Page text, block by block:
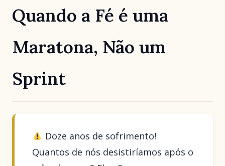
Quando a Fé é uma
Maratona, Não um
Sprint
Doze anos de sofrimento!
Quantos de nós desistiríamos após o